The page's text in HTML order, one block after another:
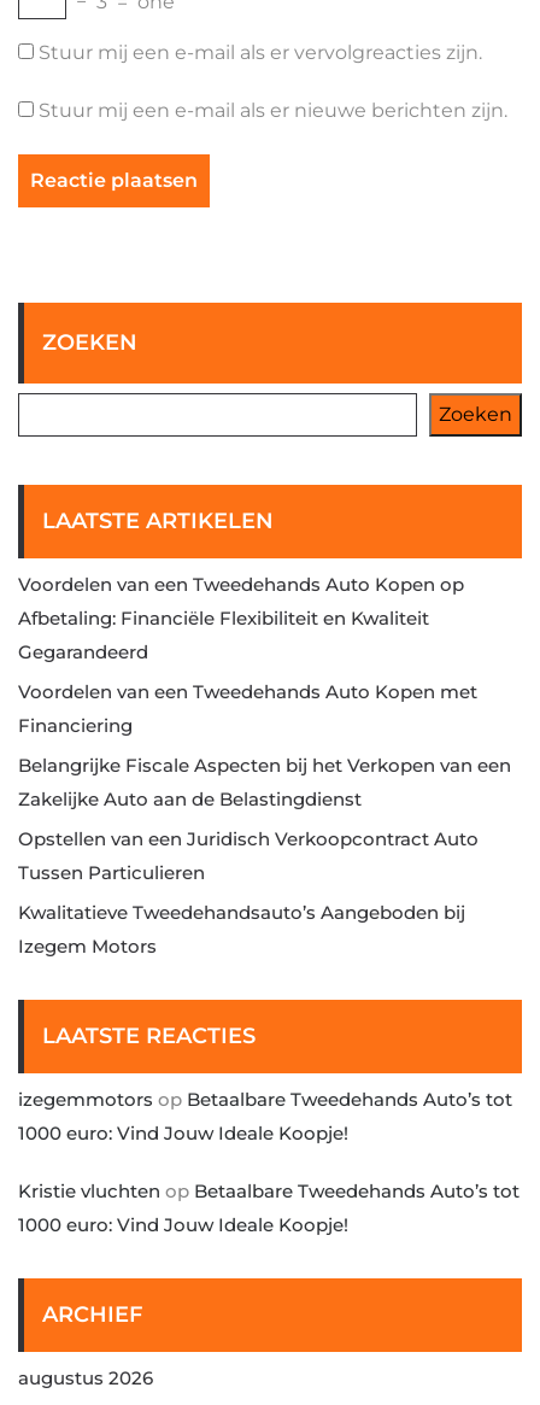
Stuur mij een e-mail als er vervolgreacties zijn.
Stuur mij een e-mail als er nieuwe berichten zijn.
ZOEKEN
Zoeken
LAATSTE ARTIKELEN
Voordelen van een Tweedehands Auto Kopen op
Afbetaling: Financiële Flexibiliteit en Kwaliteit
Gegarandeerd
Voordelen van een Tweedehands Auto Kopen met
Financiering
Belangrijke Fiscale Aspecten bij het Verkopen van een
Zakelijke Auto aan de Belastingdienst
Opstellen van een Juridisch Verkoopcontract Auto
Tussen Particulieren
Kwalitatieve Tweedehandsauto’s Aangeboden bij
Izegem Motors
LAATSTE REACTIES
izegemmotors op Betaalbare Tweedehands Auto’s tot
1000 euro: Vind Jouw Ideale Koopje!
Kristie vluchten op Betaalbare Tweedehands Auto’s tot
1000 euro: Vind Jouw Ideale Koopje!
ARCHIEF
augustus 2026